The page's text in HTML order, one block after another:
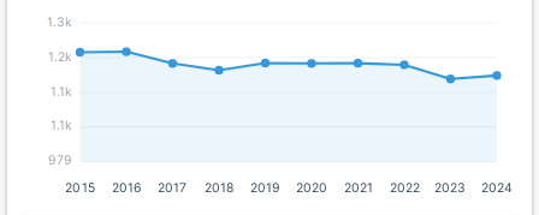
979
1.1k
1.1k
1.2k
1.3k
2015 2016 2017 2018 2019 2020 2021 2022 2023 2024